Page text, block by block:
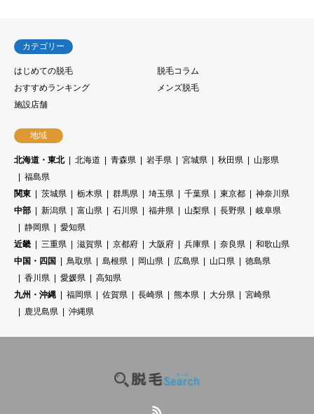
カテゴリー
はじめての脱毛
脱毛コラム
おすすめランキング
メンズ脱毛
施設店舗
地域
北海道・東北 北海道 青森県 岩手県 宮城県 秋田県
山形県
福島県
関東
茨城県 栃木県 群馬県 埼玉県 千葉県 東京都
神奈川県
中部
新潟県 富山県 石川県 福井県 山梨県 長野県
岐阜県
静岡県
愛知県
近畿
三重県 滋賀県 京都府 大阪府 兵庫県 奈良県
和歌山県
中国・四国
鳥取県 島根県 岡山県 広島県 山口県
徳島県
香川県
愛媛県
高知県
九州・沖縄
福岡県 佐賀県 長崎県 熊本県 大分県
宮崎県
鹿児島県
沖縄県